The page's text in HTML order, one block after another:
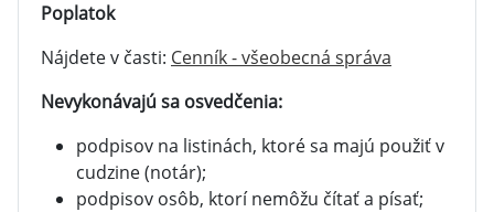
Poplatok
Nájdete v časti: Cenník - všeobecná správa
Nevykonávajú sa osvedčenia:
podpisov na listinách, ktoré sa majú použiť v
cudzine (notár);
podpisov osôb, ktorí nemôžu čítať a písať;